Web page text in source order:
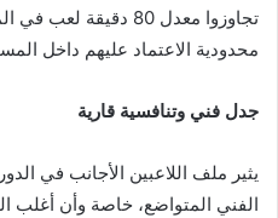
تجاوزوا معدل 80 دقيقة
محدودية الاعتماد عليهم داخل
جدل فني وتنافسية قارية
يثير ملف اللاعبين الأجانب في
الفني المتواضع، خاصة وأن أغلب